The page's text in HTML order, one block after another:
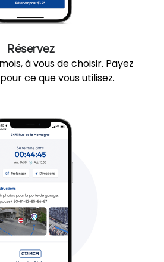
Réservez
à vous de choisir. Payez
ce que vous utilisez.